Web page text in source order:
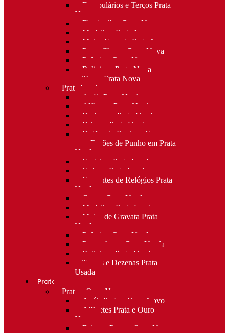
Escapulários e Terços Prata
Nova
Fios/malhas Prata Nova
Medalhas Prata Nova
Molas Gravata Prata Nova
Porta-Chaves Prata Nova
Pulseiras Prata Nova
Religioso Prata Nova
Tiaras Prata Nova
Prata Usada
Anéis Prata Usada
Alfinetes Prata Usada
Berloques Prata Usada
Brincos Prata Usada
Botões de Punho e Capas
para Botões de Punho em Prata
Usada
Carteiras Prata Usada
Colares Prata Usada
Correntes de Relógios Prata
Usada
Cruzes Prata Usada
Medalhas Prata Usada
Molas de Gravata Prata
Usada
Pulseiras Prata Usada
Porta-chaves Prata Usada
Religioso Prata Usada
Terços e Dezenas Prata
Usada
Prata e ouro
Prata e Ouro Novo
Anéis Prata e Ouro Novo
Alfinetes Prata e Ouro
Novo
Brincos Prata e Ouro Novo